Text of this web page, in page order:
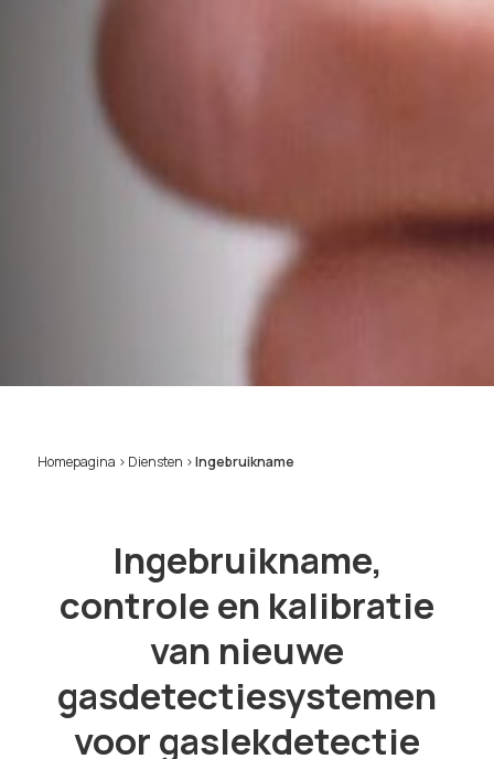
Homepagina > Diensten >Ingebruikname
Ingebruikname,
controle en kalibratie
van nieuwe
gasdetectiesystemen
voor gaslekdetectie